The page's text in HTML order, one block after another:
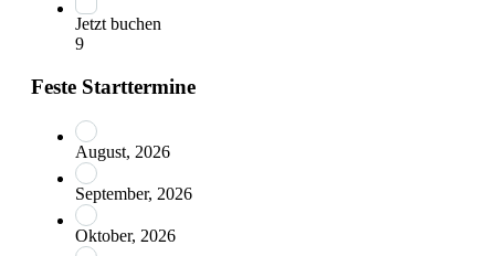
Jetzt buchen
9
Feste Starttermine
August, 2026
September, 2026
Oktober, 2026